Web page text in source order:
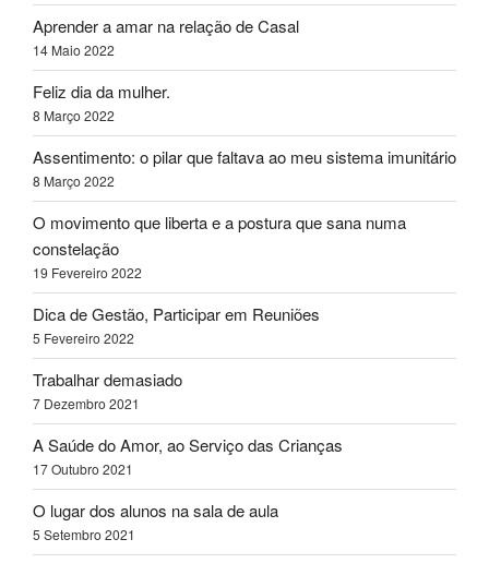
Aprender a amar na relação de Casal
14 Maio 2022
Feliz dia da mulher.
8 Março 2022
Assentimento: o pilar que faltava ao meu sistema imunitário
8 Março 2022
O movimento que liberta e a postura que sana numa
constelação
19 Fevereiro 2022
Dica de Gestão, Participar em Reuniões
5 Fevereiro 2022
Trabalhar demasiado
7 Dezembro 2021
A Saúde do Amor, ao Serviço das Crianças
17 Outubro 2021
O lugar dos alunos na sala de aula
5 Setembro 2021